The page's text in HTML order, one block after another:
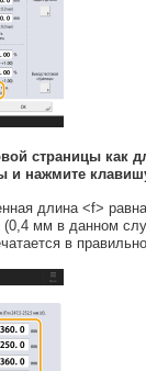
страницы как
и нажмите
длина <f>
мм в данном
в